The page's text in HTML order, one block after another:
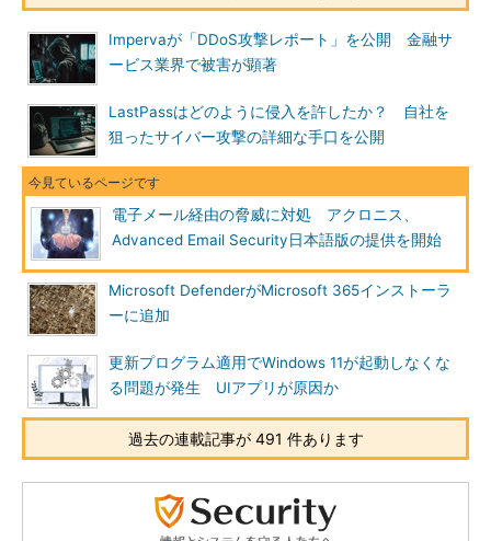
Impervaが「DDoS攻撃レポート」を公開 金融サ
ービス業界で被害が顕著
LastPassはどのように侵入を許したか？ 自社を
狙ったサイバー攻撃の詳細な手口を公開
電子メール経由の脅威に対処 アクロニス、
Advanced Email Security日本語版の提供を開始
Microsoft DefenderがMicrosoft 365インストーラ
ーに追加
更新プログラム適用でWindows 11が起動しなくな
る問題が発生 UIアプリが原因か
過去の連載記事が 491 件あります